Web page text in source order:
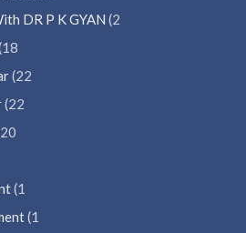
DR P K GYAN (2
(22
(22
(1
(1